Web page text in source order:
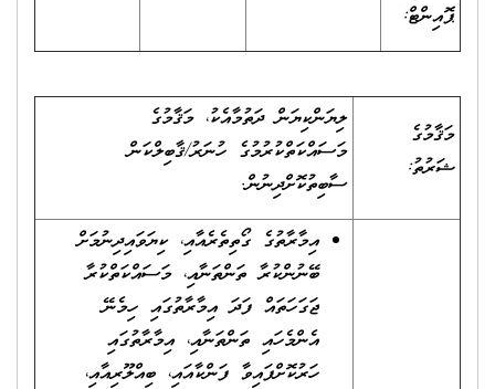
ޕޮއިންޓް:
މަޤާމުގެ
ޝަރުތު:
ލިޔަންކިޔަން ދަތުމާއެކު، މަޤާމުގެ
މަސައްކަތްކުރުމުގެ ހުނަރު/ޤާބިލްކަން
ސާބިތުކޮށްދިނުން.
އިމާރާތުގެ ގޯތިތެރެއާއި، ކިޔަވައިދިނުމަށް
ބޭނުންކުރާ ތަންތަނާއި، މަސައްކަތްކުރާ
ޖަގަހަތައް ފަދަ އިމާރާތުގައި ހިމެނޭ
އެންމެހައި ތަންތަނާއި، އިމާރާތުގައި
ހަރުކޮށްފައިވާ ފަންކާއައި، ބިއްލޫރިއާއި،